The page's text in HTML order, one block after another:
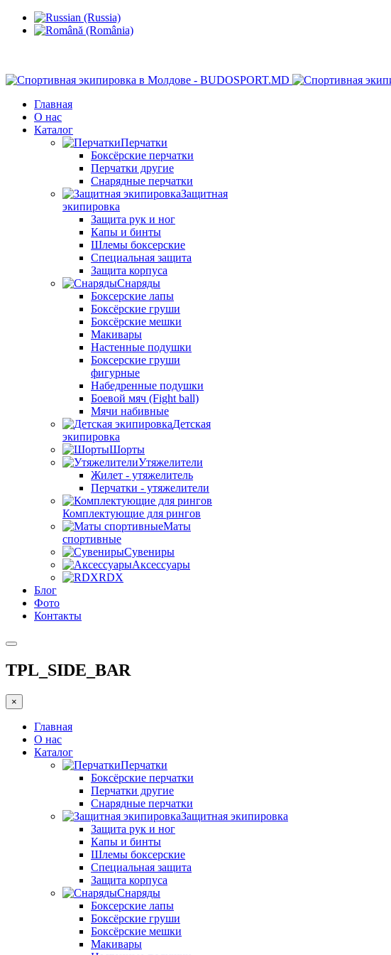
Главная
О нас
Каталог
Перчатки
Боксёрские перчатки
Перчатки другие
Снарядные перчатки
Защитная
экипировка
Защита рук и ног
Капы и бинты
Шлемы боксерские
Специальная защита
Защита корпуса
Снаряды
Боксерские лапы
Боксёрские груши
Боксёрские мешки
Макивары
Настенные подушки
Боксерские груши
фигурные
Набедренные подушки
Боевой мяч (Fight ball)
Мячи набивные
Детская
экипировка
Шорты
Утяжелители
Жилет - утяжелитель
Перчатки - утяжелители
Комплектующие для рингов
Маты
спортивные
Сувениры
Аксессуары
RDX
Блог
Фото
Контакты
TPL_SIDE_BAR
×
Главная
О нас
Каталог
Перчатки
Боксёрские перчатки
Перчатки другие
Снарядные перчатки
Защитная экипировка
Защита рук и ног
Капы и бинты
Шлемы боксерские
Специальная защита
Защита корпуса
Снаряды
Боксерские лапы
Боксёрские груши
Боксёрские мешки
Макивары